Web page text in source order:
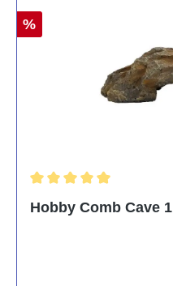
%
Hobby Comb Cave 1